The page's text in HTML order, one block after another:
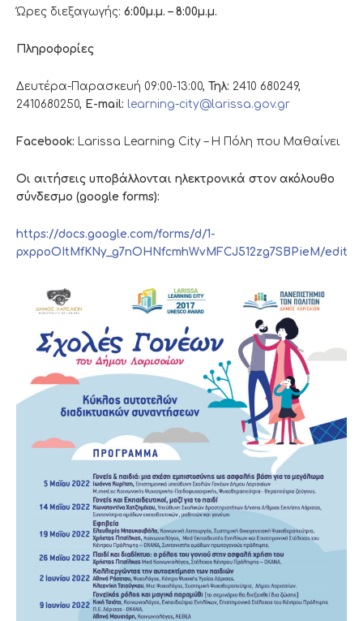
Ώρες διεξαγωγής: 6:00μ.μ. – 8:00μ.μ.
Πληροφορίες
Δευτέρα-Παρασκευή 09:00-13:00, Τηλ: 2410 680249,
2410680250, E-mail: learning-city@larissa.gov.gr
Facebook: Larissa Learning City – Η Πόλη που Μαθαίνει
Οι αιτήσεις υποβάλλονται ηλεκτρονικά στον ακόλουθο
σύνδεσμο (google forms):
https://docs.google.com/forms/d/1-
pxppoOItMfKNy_g7nOHNfcmhWvMFCJ512zg7SBPieM/edit